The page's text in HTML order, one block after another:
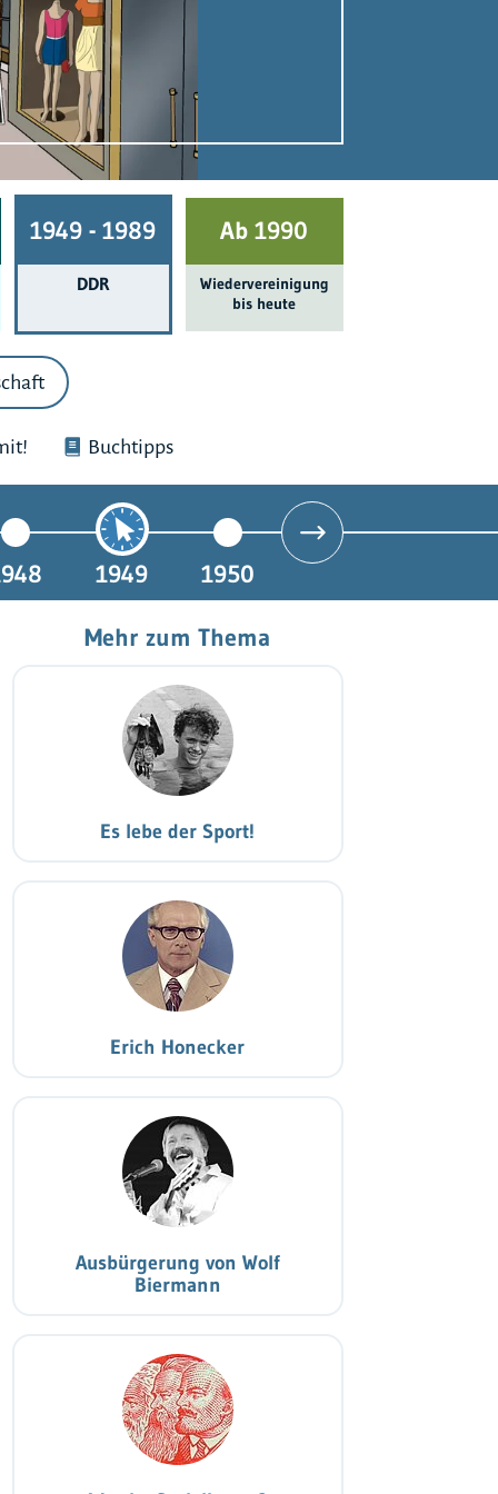
1949 - 1989
DDR
Ab 1990
Wieder­ver­einigung
bis heute
Buchtipps
1949 1950
Mehr zum Thema
Es lebe der Sport!
Erich Honecker
Ausbürgerung von Wolf
Biermann